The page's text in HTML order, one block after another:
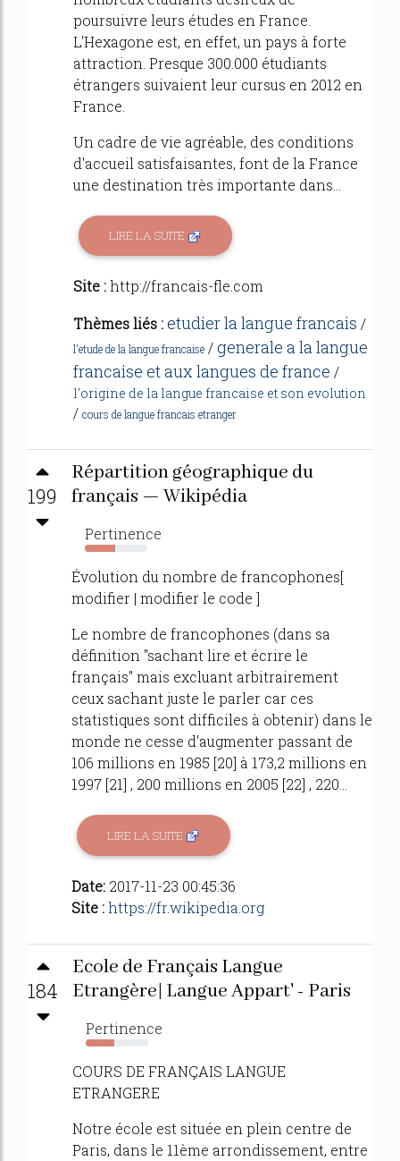
poursuivre leurs études en France.
L'Hexagone est, en effet, un pays à forte
attraction. Presque 300.000 étudiants
étrangers suivaient leur cursus en 2012 en
France.
Un cadre de vie agréable, des conditions
d'accueil satisfaisantes, font de la France
une destination très importante dans...
LIRE LA SUITE
Site :http://francais-fle.com
Thèmes liés :etudier la langue francais /
l'etude de la langue francaise /generale a la langue
francaise et aux langues de france /
l'origine de la langue francaise et son evolution
/ cours de langue francais etranger
199
Répartition géographique du
français — Wikipédia
Pertinence
48%
Évolution du nombre de francophones[
modifier | modifier le code ]
Le nombre de francophones (dans sa
définition "sachant lire et écrire le
français" mais excluant arbitrairement
ceux sachant juste le parler car ces
statistiques sont difficiles à obtenir) dans le
monde ne cesse d'augmenter passant de
106 millions en 1985 [20] à 173,2 millions en
1997 [21] , 200 millions en 2005 [22] , 220...
LIRE LA SUITE
Date: 2017-11-23 00:45:36
Site :https://fr.wikipedia.org
184
Ecole de Français Langue
Etrangère| Langue Appart' - Paris
Pertinence
46%
COURS DE FRANÇAIS LANGUE
ETRANGERE
Notre école est située en plein centre de
Paris, dans le 11ème arrondissement, entre